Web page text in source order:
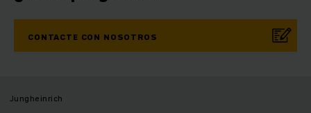
CONTACTE CON NOSOTROS
Jungheinrich